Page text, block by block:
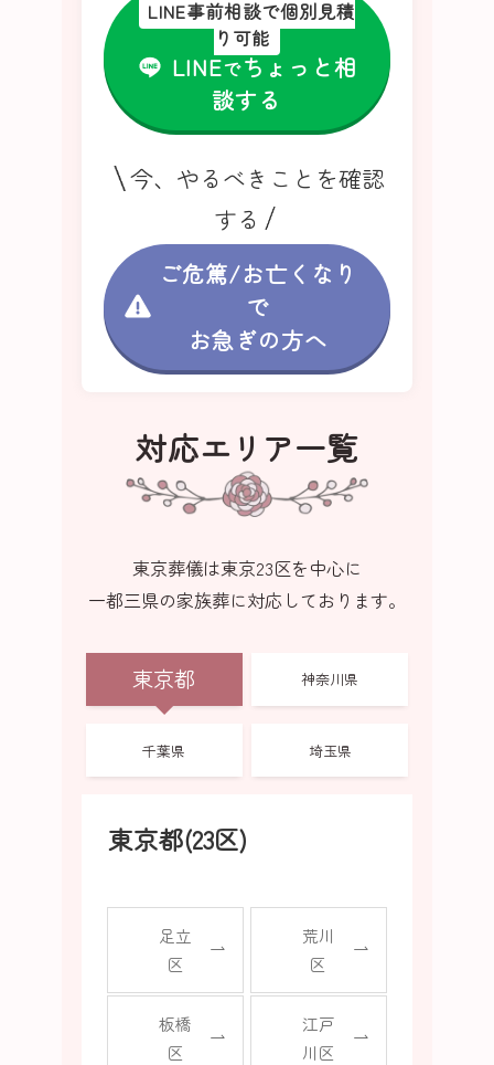
LINE事前相談で個別見積
り可能
LINEでちょっと相
談する
今、やるべきことを確認
する
ご危篤/お亡くなり
で
お急ぎの方へ
対応エリア一覧
東京葬儀は東京23区を中心に
一都三県の家族葬に対応しております。
東京都 神奈川県
千葉県 埼玉県
東京都(23区)
足立
区
荒川
区
板橋
区
江戸
川区